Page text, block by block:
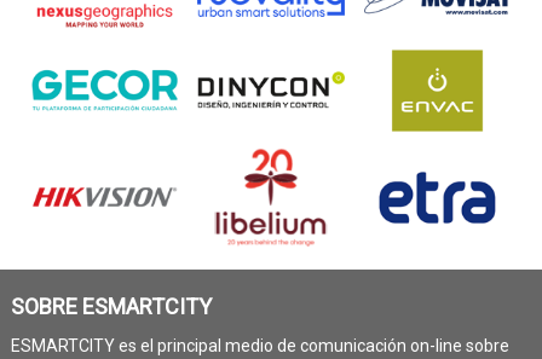
SOBRE ESMARTCITY
ESMARTCITY es el principal medio de comunicación on-line sobre